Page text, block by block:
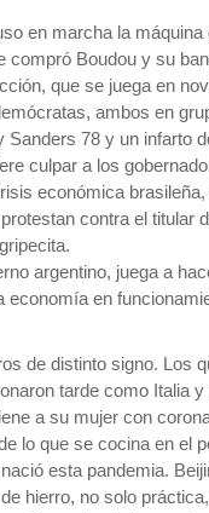
en marcha la
compró Boudou y su
que se juega en
ambos en
Sanders 78 y un infarto
culpar a los
económica
contra el titular
argentino, juega a
economía en
de distinto signo. Los
tarde como Italia
a su mujer con
lo que se cocina en el
esta pandemia.
hierro, no solo